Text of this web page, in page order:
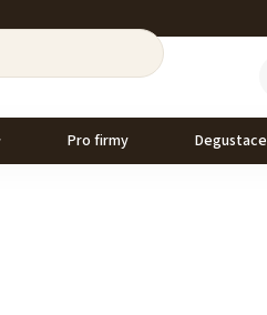
Pro firmy Degustace